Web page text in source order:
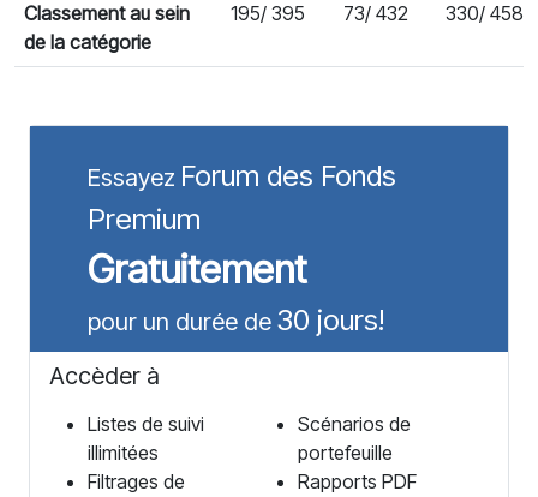
Classement au sein
de la catégorie
195/ 395 73/ 432 330/ 458
Essayez Forum des Fonds
Premium
Gratuitement
pour un durée de 30 jours!
Accèder à
Listes de suivi
illimitées
Filtrages de
Scénarios de
portefeuille
Rapports PDF